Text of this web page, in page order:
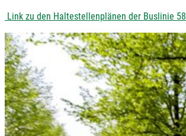
Link zu den Haltestellenplänen der Buslinie